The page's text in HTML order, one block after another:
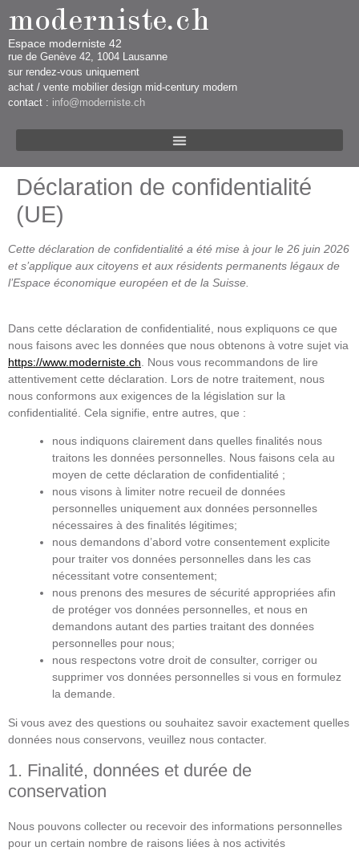
Espace moderniste 42
rue d​​​​e Genève 42, 1004 Lausanne​​
sur rendez-vous uniquement ​​​
​achat / vente mobilier design mid-century modern
contact : info@moderniste.ch
Déclaration de confidentialité
(UE)
Cette déclaration de confidentialité a été mise à jour le 26 juin 2026
et s’applique aux citoyens et aux résidents permanents légaux de
l’Espace économique européen et de la Suisse.
Dans cette déclaration de confidentialité, nous expliquons ce que
nous faisons avec les données que nous obtenons à votre sujet via
https://www.moderniste.ch . Nous vous recommandons de lire
attentivement cette déclaration. Lors de notre traitement, nous
nous conformons aux exigences de la législation sur la
confidentialité. Cela signifie, entre autres, que :
nous indiquons clairement dans quelles finalités nous
traitons les données personnelles. Nous faisons cela au
moyen de cette déclaration de confidentialité ;
nous visons à limiter notre recueil de données
personnelles uniquement aux données personnelles
nécessaires à des finalités légitimes;
nous demandons d’abord votre consentement explicite
pour traiter vos données personnelles dans les cas
nécessitant votre consentement;
nous prenons des mesures de sécurité appropriées afin
de protéger vos données personnelles, et nous en
demandons autant des parties traitant des données
personnelles pour nous;
nous respectons votre droit de consulter, corriger ou
supprimer vos données personnelles si vous en formulez
la demande.
Si vous avez des questions ou souhaitez savoir exactement quelles
données nous conservons, veuillez nous contacter.
1. Finalité, données et durée de
conservation
Nous pouvons collecter ou recevoir des informations personnelles
pour un certain nombre de raisons liées à nos activités